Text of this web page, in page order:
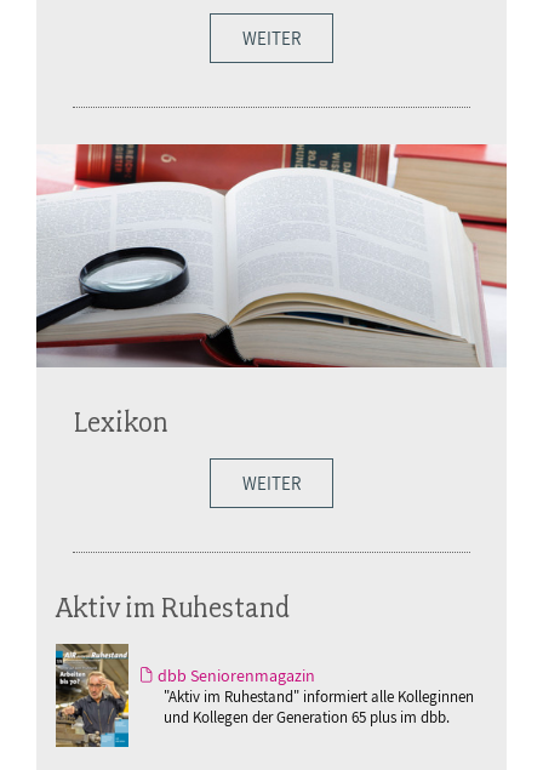
WEITER
Lexikon
WEITER
Aktiv im Ruhestand
dbb Seniorenmagazin
"Aktiv im Ruhestand" informiert alle Kolleginnen
und Kollegen der Generation 65 plus im dbb.